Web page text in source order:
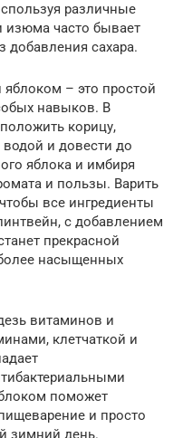
различные
изюма часто бывает
добавления сахара.
– это простой
навыков. В
корицу,
водой и довести до
яблока и имбиря
и пользы. Варить
все ингредиенты
с добавлением
прекрасной
насыщенных
витаминов и
клетчаткой и
поможет
и просто
зимний день.